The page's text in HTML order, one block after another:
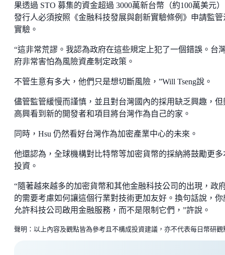
果透過 STO 募集的資金超過 3000萬新台幣（約100萬美元
發行人必須按照《金融科技發展與創新實驗條例》申請監管
實驗。
“這非常荒謬。我認為政府在這些規定上犯了一個錯誤。台
府非常害怕為風險資產制定政策。
不管生意有多大，他們只是想切斷風險，”Will Tseng說。
儘管監管緩慢而謹慎，並且對台灣國內的採用缺乏興趣，但
高興看到新的開發者和項目將台灣作為自己的家。
同時，Hsu 仍然看好台灣作為加密產業中心的未來。
他還認為，全球機構對比特幣等加密貨幣的採納將鼓勵更多
投資。
“隨著越來越多的加密貨幣和其他金融科技公司的出現，政
的需要考慮如何讓這個行業對技術更加友好。換句話說，你
允許科技公司啟用金融服務，而不是限制它們，”許說。
聲明：以上內容及觀點皆為參考且不構成投資建議，亦不代表每日幣研